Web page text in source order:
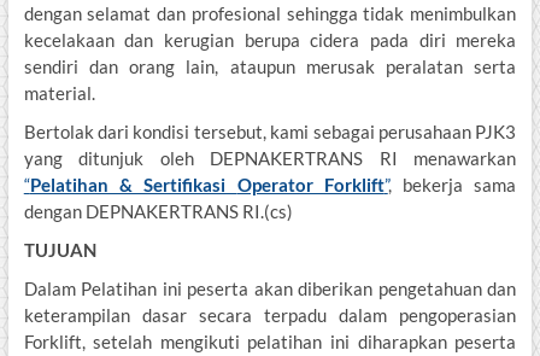
dengan selamat dan profesional sehingga tidak menimbulkan
kecelakaan dan kerugian berupa cidera pada diri mereka
sendiri dan orang lain, ataupun merusak peralatan serta
material.
Bertolak dari kondisi tersebut, kami sebagai perusahaan PJK3
yang ditunjuk oleh DEPNAKERTRANS RI menawarkan
“Pelatihan & Sertifikasi Operator Forklift”, bekerja sama
dengan DEPNAKERTRANS RI.(cs)
TUJUAN
Dalam Pelatihan ini peserta akan diberikan pengetahuan dan
keterampilan dasar secara terpadu dalam pengoperasian
Forklift, setelah mengikuti pelatihan ini diharapkan peserta